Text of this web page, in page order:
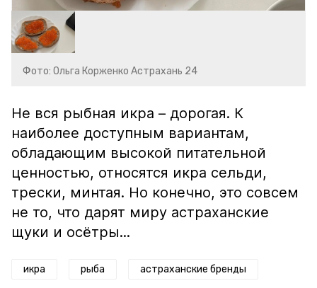
Фото: Ольга Корженко Астрахань 24
Не вся рыбная икра – дорогая. К
наиболее доступным вариантам,
обладающим высокой питательной
ценностью, относятся икра сельди,
трески, минтая. Но конечно, это совсем
не то, что дарят миру астраханские
щуки и осётры...
икра рыба астраханские бренды